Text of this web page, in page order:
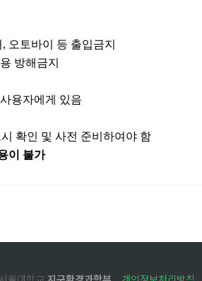
, 오토바이 등 출입금지
방해금지
용자에게 있음
확인 및 사전 준비하여야 함
이 불가